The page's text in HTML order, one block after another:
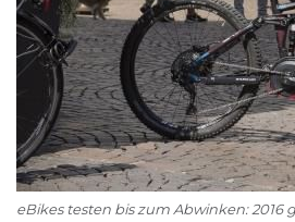
eBikes testen bis zum Abwinken: 2016